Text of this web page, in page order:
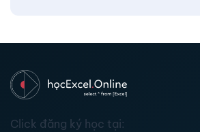
Click đăng ký học tại: